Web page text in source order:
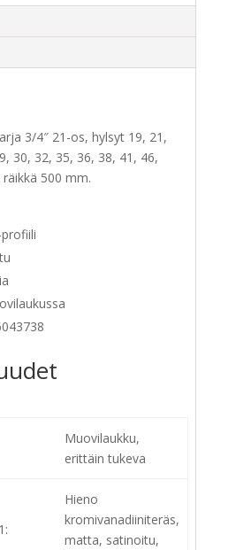
3/4″ 21-os, hylsyt 19, 21,
30, 32, 35, 36, 38, 41, 46,
500 mm.
Muovilaukku,
erittäin tukeva
Hieno
kromivanadiiniteräs,
matta, satinoitu,